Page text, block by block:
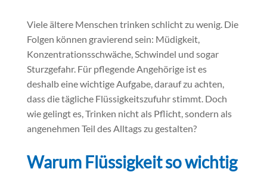
Viele ältere Menschen trinken schlicht zu wenig. Die
Folgen können gravierend sein: Müdigkeit,
Konzentrationsschwäche, Schwindel und sogar
Sturzgefahr. Für pflegende Angehörige ist es
deshalb eine wichtige Aufgabe, darauf zu achten,
dass die tägliche Flüssigkeitszufuhr stimmt. Doch
wie gelingt es, Trinken nicht als Pflicht, sondern als
angenehmen Teil des Alltags zu gestalten?
Warum Flüssigkeit so wichtig